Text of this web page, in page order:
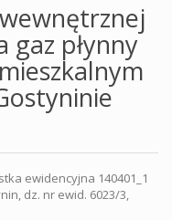
gaz płynny
ewidencyjna 140401_1
dz. nr ewid. 6023/3,